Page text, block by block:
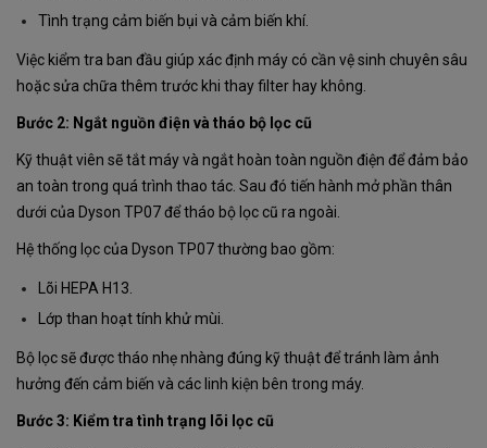
Tình trạng cảm biến bụi và cảm biến khí.
Việc kiểm tra ban đầu giúp xác định máy có cần vệ sinh chuyên sâu
hoặc sửa chữa thêm trước khi thay filter hay không.
Bước 2: Ngắt nguồn điện và tháo bộ lọc cũ
Kỹ thuật viên sẽ tắt máy và ngắt hoàn toàn nguồn điện để đảm bảo
an toàn trong quá trình thao tác. Sau đó tiến hành mở phần thân
dưới của Dyson TP07 để tháo bộ lọc cũ ra ngoài.
Hệ thống lọc của Dyson TP07 thường bao gồm:
Lõi HEPA H13.
Lớp than hoạt tính khử mùi.
Bộ lọc sẽ được tháo nhẹ nhàng đúng kỹ thuật để tránh làm ảnh
hưởng đến cảm biến và các linh kiện bên trong máy.
Bước 3: Kiểm tra tình trạng lõi lọc cũ